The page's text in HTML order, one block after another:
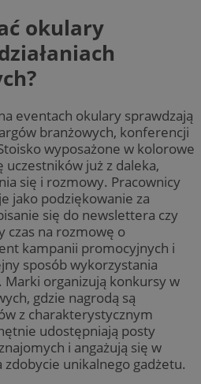
okulary
eventach okulary sprawdzają
branżowych, konferencji
wyposażone w kolorowe
uczestników już z daleka,
się i rozmowy. Pracownicy
jako podziękowanie za
się do newslettera czy
czas na rozmowę o
kampanii promocyjnych i
sposób wykorzystania
organizują konkursy w
gdzie nagrodą są
z charakterystycznym
udostępniają posty
i angażują się w
zdobycie unikalnego gadżetu.